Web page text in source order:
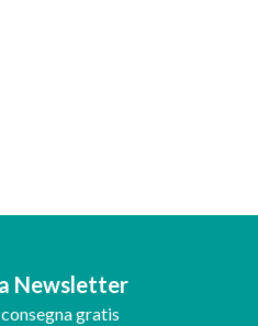
Newsletter
gratis